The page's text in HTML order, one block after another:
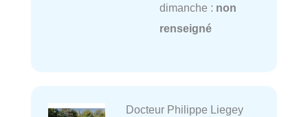
dimanche : non
renseigné
Docteur Philippe Liegey